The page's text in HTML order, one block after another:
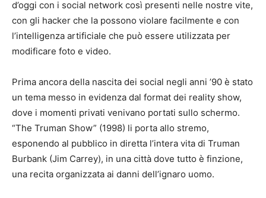
d’oggi con i social network così presenti nelle nostre vite,
con gli hacker che la possono violare facilmente e con
l’intelligenza artificiale che può essere utilizzata per
modificare foto e video.
Prima ancora della nascita dei social negli anni ’90 è stato
un tema messo in evidenza dal format dei reality show,
dove i momenti privati venivano portati sullo schermo.
“The Truman Show” (1998) li porta allo stremo,
esponendo al pubblico in diretta l’intera vita di Truman
Burbank (Jim Carrey), in una città dove tutto è finzione,
una recita organizzata ai danni dell’ignaro uomo.